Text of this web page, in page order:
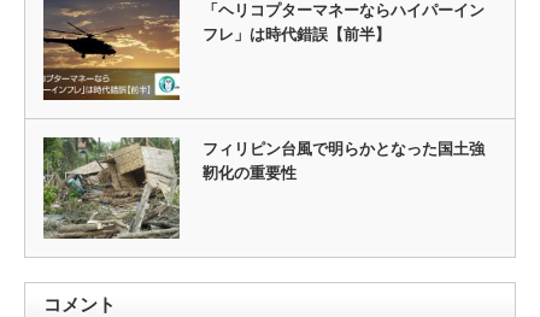
「ヘリコプターマネーならハイパーイン
フレ」は時代錯誤【前半】
フィリピン台風で明らかとなった国土強
靭化の重要性
コメント